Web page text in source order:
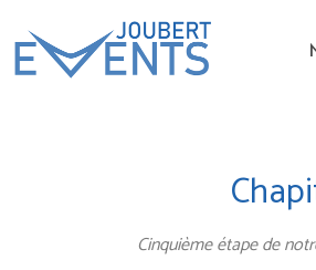
Cinquième étape de